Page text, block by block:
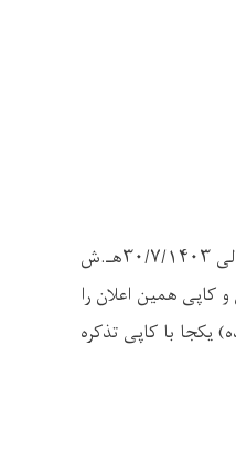
۳۰/۷/۱۴۰۳هـ.ش
کاپی همین اعلان را
یکجا با کاپی تذکره